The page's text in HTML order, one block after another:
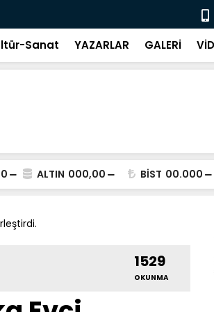
20 Saniye
Sanat YAZARLAR GALERİ
ALTIN 000,00 BİST 00.000
1529
OKUNMA